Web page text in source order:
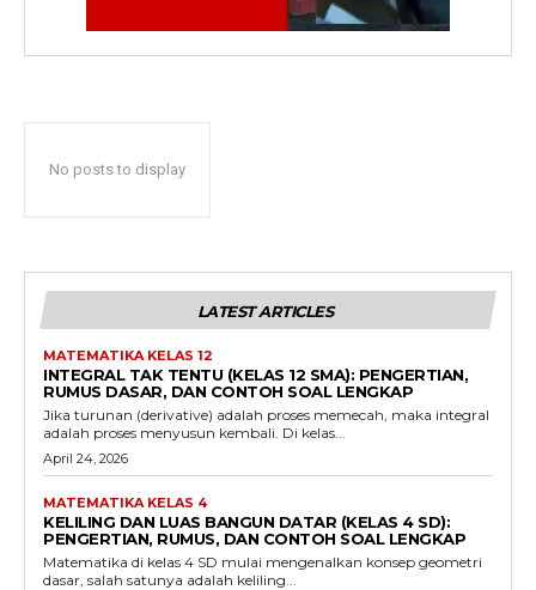
No posts to display
LATEST ARTICLES
MATEMATIKA KELAS 12
INTEGRAL TAK TENTU (KELAS 12 SMA): PENGERTIAN,
RUMUS DASAR, DAN CONTOH SOAL LENGKAP
Jika turunan (derivative) adalah proses memecah, maka integral
adalah proses menyusun kembali. Di kelas...
April 24, 2026
MATEMATIKA KELAS 4
KELILING DAN LUAS BANGUN DATAR (KELAS 4 SD):
PENGERTIAN, RUMUS, DAN CONTOH SOAL LENGKAP
Matematika di kelas 4 SD mulai mengenalkan konsep geometri
dasar, salah satunya adalah keliling...